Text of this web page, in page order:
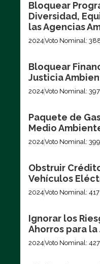
Bloquear
Diversidad,
las Agencias
2024Voto Nominal:
Bloquear
Justicia
2024Voto Nominal: 397
Paquete de
Medio
2024Voto Nominal: 399
Obstruir
Vehículos
2024Voto Nominal: 417
Ignorar los
Ahorros para
2024Voto Nominal: 427